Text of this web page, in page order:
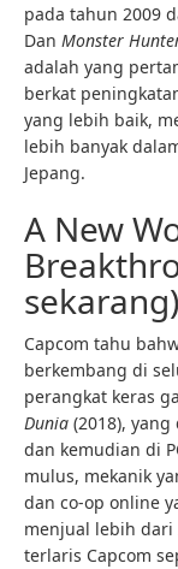
pada tahun 2009
Dan Monster
adalah yang
berkat
yang lebih baik,
lebih banyak
Jepang.
A New
sekarang)
Capcom tahu
berkembang di
perangkat keras
Dunia (2018),
dan kemudian di
mulus, mekanik
dan co-op online
menjual lebih
terlaris Capcom